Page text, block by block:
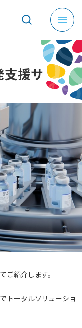
メ
ニ
ュ
ー
を
開
く
支援サ
ご紹介します。
トータルソリューショ